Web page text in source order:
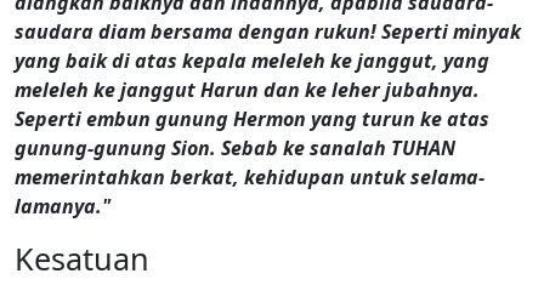
saudara diam bersama dengan rukun! Seperti minyak
yang baik di atas kepala meleleh ke janggut, yang
meleleh ke janggut Harun dan ke leher jubahnya.
Seperti embun gunung Hermon yang turun ke atas
gunung-gunung Sion. Sebab ke sanalah TUHAN
memerintahkan berkat, kehidupan untuk selama-
lamanya."
Kesatuan